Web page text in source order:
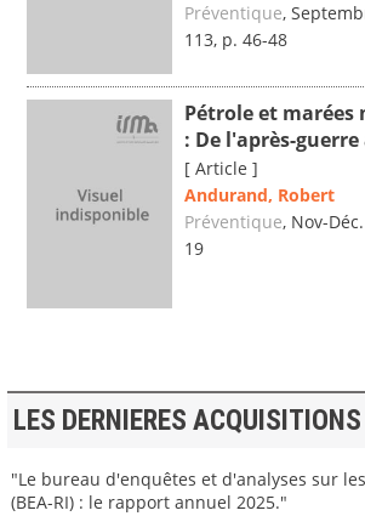
Préventique,
113, p. 46-48
Pétrole et marées
: De l'après-
[ Article ]
Andurand, Robert
Préventique, Nov-
19
LES DERNIERES ACQUISITIONS
"Le bureau d'enquêtes et d'analyses sur
(BEA-RI) : le rapport annuel 2025."